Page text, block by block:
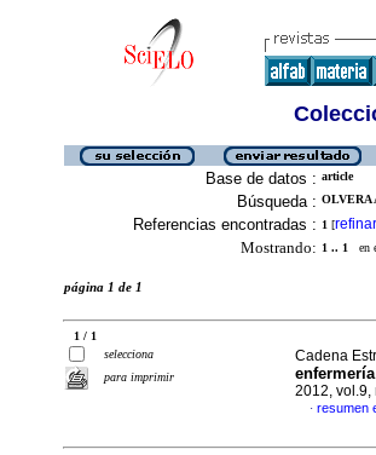
Base de datos : article
Búsqueda : OLVERA
Referencias encontradas : 1 [refinar
Mostrando: 1 .. 1 en
página 1 de 1
1 / 1
selecciona
para imprimir
Cadena
2012, vol.9,
· resumen